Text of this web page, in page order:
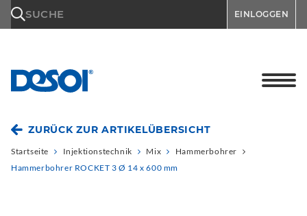
SUCHE EINLOGGEN
ZURÜCK ZUR ARTIKELÜBERSICHT
Startseite Injektionstechnik Mix
Hammerbohrer
Hammerbohrer ROCKET 3 Ø 14 x 600 mm